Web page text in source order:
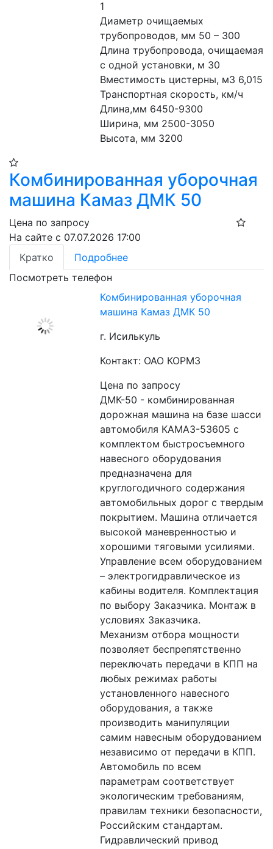
1
Диаметр очищаемых
трубопроводов, мм 50 – 300
Длина трубопровода, очищаемая
с одной установки, м 30
Вместимость цистерны, м3 6,015
Транспортная скорость, км/ч
Длина,мм 6450-9300
Ширина, мм 2500-3050
Высота, мм 3200
Комбинированная уборочная
машина Камаз ДМК 50
Цена по запросу
На сайте с 07.07.2026 17:00
Кратко
Подробнее
Посмотреть телефон
Комбинированная уборочная
машина Камаз ДМК 50
г. Исилькуль
Контакт: ОАО КОРМЗ
Цена по запросу
ДМК-50 - комбинированная
дорожная машина на базе шасси
автомобиля КАМАЗ-53605 с
комплектом быстросъемного
навесного оборудования
предназначена для
круглогодичного содержания
автомобильных дорог с твердым
покрытием. Машина отличается
высокой маневренностью и
хорошими тяговыми усилиями.
Управление всем оборудованием
– электрогидравлическое из
кабины водителя. Комплектация
по выбору Заказчика. Монтаж в
условиях Заказчика.
Механизм отбора мощности
позволяет беспрепятственно
переключать передачи в КПП на
любых режимах работы
установленного навесного
оборудования, а также
производить манипуляции
самим навесным оборудованием
независимо от передачи в КПП.
Автомобиль по всем
параметрам соответствует
экологическим требованиям,
правилам техники безопасности,
Российским стандартам.
Гидравлический привод